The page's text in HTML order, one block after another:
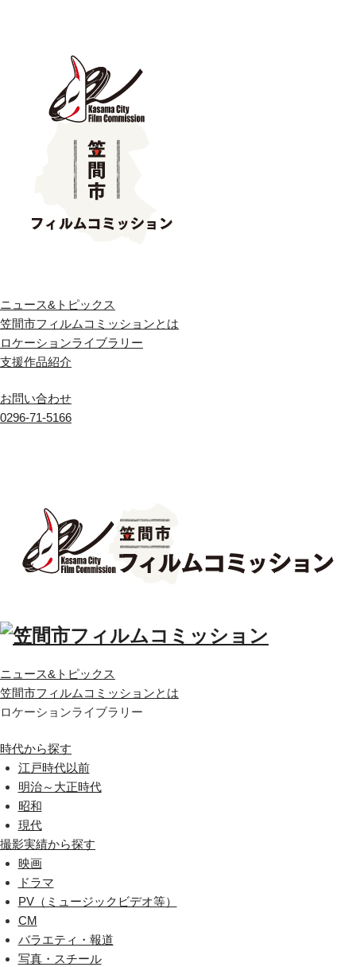
ニュース&トピックス
笠間市フィルムコミッションとは
ロケーションライブラリー
支援作品紹介
お問い合わせ
0296-71-5166
ニュース&トピックス
笠間市フィルムコミッションとは
ロケーションライブラリー
時代から探す
江戸時代以前
明治～大正時代
昭和
現代
撮影実績から探す
映画
ドラマ
PV（ミュージックビデオ等）
CM
バラエティ・報道
写真・スチール